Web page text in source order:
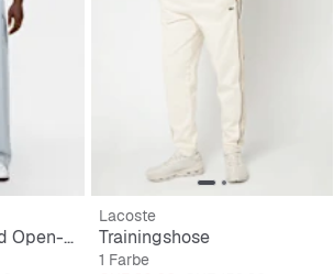
Brooklyn Oversized Open-Hem Pants
Lacoste
Trainingshose
1 Farbe